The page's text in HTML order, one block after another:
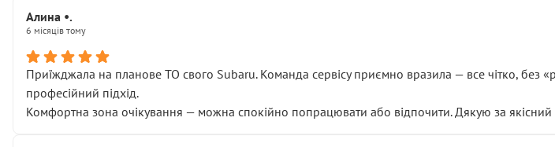
Алина •.
6 місяців тому
Приїжджала на планове ТО свого Subaru. Команда сервісу приємно вразила — все чітко, без
професійний підхід.
Комфортна зона очікування — можна спокійно попрацювати або відпочити. Дякую за якісний